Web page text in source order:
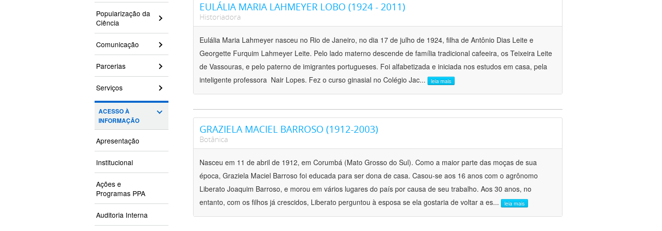
Popularização da
Ciência
Comunicação
Parcerias
Serviços
ACESSO À
INFORMAÇÃO
Apresentação
Institucional
Ações e
Programas PPA
Auditoria Interna
EULÁLIA MARIA LAHMEYER LOBO (1924 - 2011)
Historiadora
Eulália Maria Lahmeyer nasceu no Rio de Janeiro, no dia 17 de julho de 1924, filha de Antônio Dias Leite e
Georgette Furquim Lahmeyer Leite. Pelo lado materno descende de família tradicional cafeeira, os Teixeira Leite
de Vassouras, e pelo paterno de imigrantes portugueses. Foi alfabetizada e iniciada nos estudos em casa, pela
inteligente professora Nair Lopes. Fez o curso ginasial no Colégio Jac... leia mais
GRAZIELA MACIEL BARROSO (1912-2003)
Botânica
Nasceu em 11 de abril de 1912, em Corumbá (Mato Grosso do Sul). Como a maior parte das moças de sua
época, Graziela Maciel Barroso foi educada para ser dona de casa. Casou-se aos 16 anos com o agrônomo
Liberato Joaquim Barroso, e morou em vários lugares do país por causa de seu trabalho. Aos 30 anos, no
entanto, com os filhos já crescidos, Liberato perguntou à esposa se ela gostaria de voltar a es... leia mais